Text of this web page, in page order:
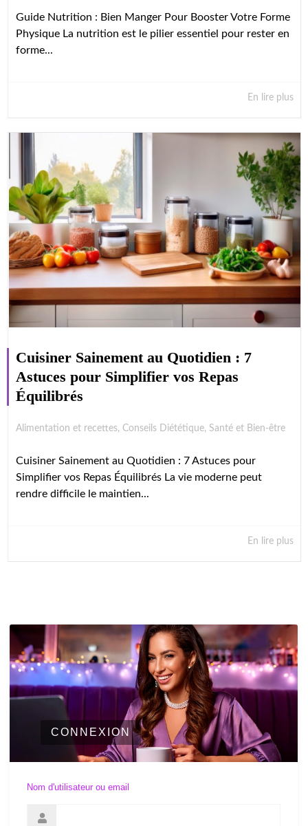
Guide Nutrition : Bien Manger Pour Booster Votre Forme
Physique La nutrition est le pilier essentiel pour rester en
forme...
En lire plus
Cuisiner Sainement au Quotidien : 7
Astuces pour Simplifier vos Repas
Équilibrés
Alimentation et recettes, Conseils Diététique, Santé et Bien-être
Cuisiner Sainement au Quotidien : 7 Astuces pour
Simplifier vos Repas Équilibrés La vie moderne peut
rendre difficile le maintien...
En lire plus
CONNEXION
Nom d'utilisateur ou email